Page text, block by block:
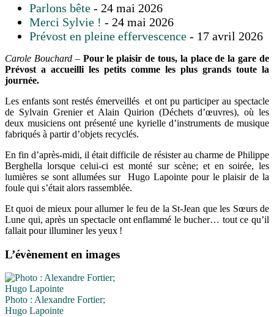
Parlons bête - 24 mai 2026
Merci Sylvie ! - 24 mai 2026
Prévost en pleine effervescence - 17 avril 2026
Carole Bouchard – Pour le plaisir de tous, la place de la gare de
Prévost a accueilli les petits comme les plus grands toute la
journée.
Les enfants sont restés émerveillés et ont pu participer au spectacle
de Sylvain Grenier et Alain Quirion (Déchets d’œuvres), où les
deux musiciens ont présenté une kyrielle d’instruments de musique
fabriqués à partir d’objets recyclés.
En fin d’après-midi, il était difficile de résister au charme de Philippe
Berghella lorsque celui-ci est monté sur scène; et en soirée, les
lumières se sont allumées sur Hugo Lapointe pour le plaisir de la
foule qui s’était alors rassemblée.
Et quoi de mieux pour allumer le feu de la St-Jean que les Sœurs de
Lune qui, après un spectacle ont enflammé le bucher… tout ce qu’il
fallait pour illuminer les yeux !
L’évènement en images
Photo : Alexandre Fortier;
Hugo Lapointe